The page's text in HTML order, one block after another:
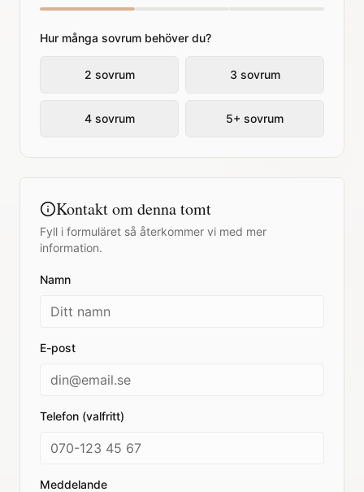
Hur många sovrum behöver du?
2 sovrum 3 sovrum
4 sovrum 5+ sovrum
Kontakt om denna tomt
Fyll i formuläret så återkommer vi med mer
information.
Namn
E-post
Telefon (valfritt)
Meddelande